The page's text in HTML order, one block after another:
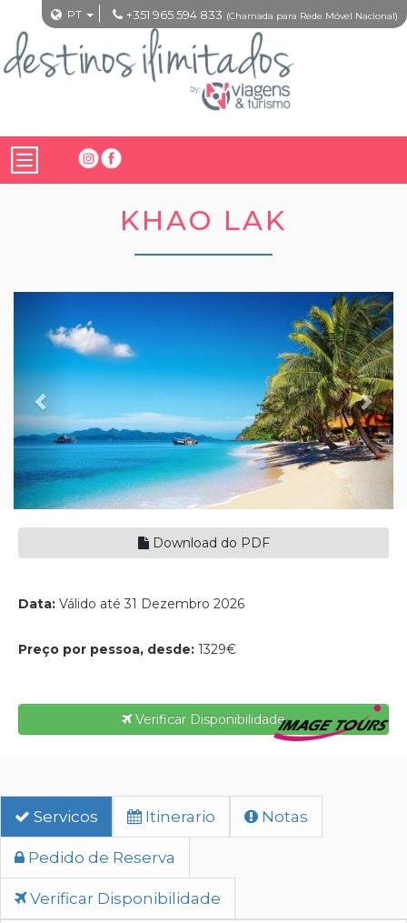
PT +351 965 594 833 (Chamada para Rede Móvel Nacional)
KHAO LAK
Next
Download do PDF
Data: Válido até 31 Dezembro 2026
Preço por pessoa, desde: 1329€
Verificar Disponibilidade
Servicos Itinerario Notas
Pedido de Reserva
Verificar Disponibilidade